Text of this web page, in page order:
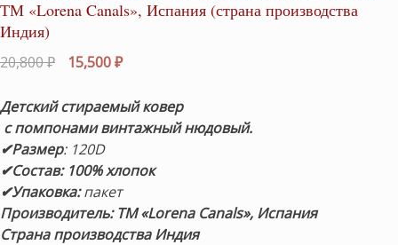
ТМ «Lorena Canals», Испания (страна производства
Индия)
20,800₽
Первоначальная
составляла
20,800 ₽.
15,500₽Текущая
15,500 ₽.
Детский стираемый ковер
с помпонами винтажный нюдовый.
✔Размер: 120D
✔Состав: 100% хлопок
✔Упаковка:пакет
Производитель: ТМ «Lorena Canals», Испания
Страна производства Индия